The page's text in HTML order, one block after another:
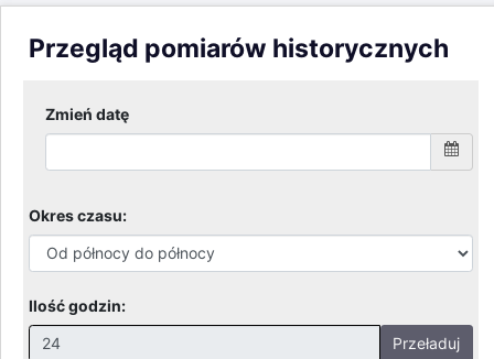
Przegląd pomiarów historycznych
Zmień datę
Okres czasu:
Ilość godzin:
Przeładuj